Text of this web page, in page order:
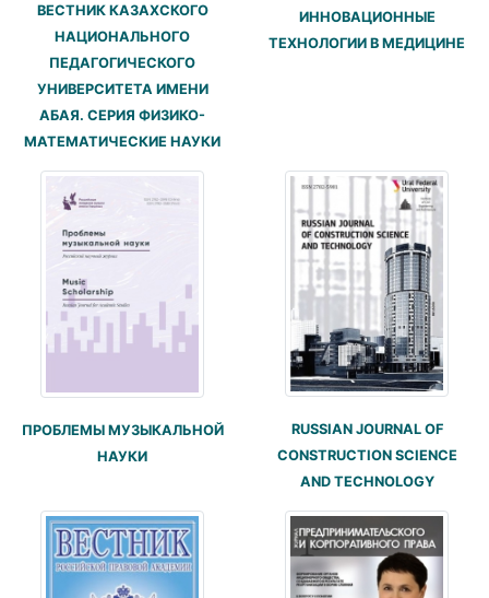
ВЕСТНИК КАЗАХСКОГО
НАЦИОНАЛЬНОГО
ПЕДАГОГИЧЕСКОГО
УНИВЕРСИТЕТА ИМЕНИ
АБАЯ. СЕРИЯ ФИЗИКО-
МАТЕМАТИЧЕСКИЕ НАУКИ
ИННОВАЦИОННЫЕ
ТЕХНОЛОГИИ В МЕДИЦИНЕ
ПРОБЛЕМЫ МУЗЫКАЛЬНОЙ
НАУКИ
RUSSIAN JOURNAL OF
CONSTRUCTION SCIENCE
AND TECHNOLOGY